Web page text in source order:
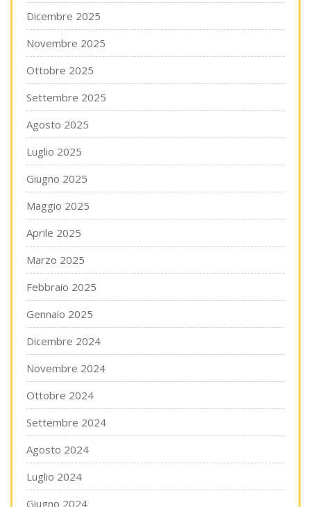
Dicembre 2025
Novembre 2025
Ottobre 2025
Settembre 2025
Agosto 2025
Luglio 2025
Giugno 2025
Maggio 2025
Aprile 2025
Marzo 2025
Febbraio 2025
Gennaio 2025
Dicembre 2024
Novembre 2024
Ottobre 2024
Settembre 2024
Agosto 2024
Luglio 2024
Giugno 2024